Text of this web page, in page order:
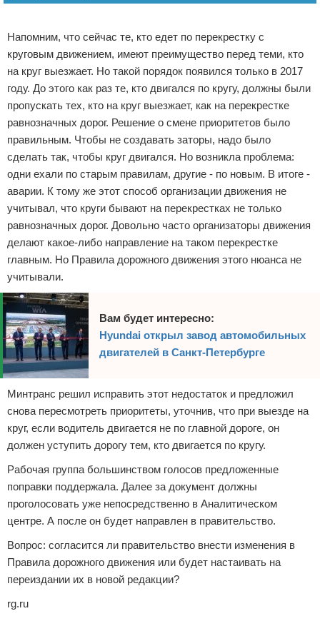
Напомним, что сейчас те, кто едет по перекрестку с
круговым движением, имеют преимущество перед теми, кто
на круг выезжает. Но такой порядок появился только в 2017
году. До этого как раз те, кто двигался по кругу, должны были
пропускать тех, кто на круг выезжает, как на перекрестке
равнозначных дорог. Решение о смене приоритетов было
правильным. Чтобы не создавать заторы, надо было
сделать так, чтобы круг двигался. Но возникла проблема:
одни ехали по старым правилам, другие - по новым. В итоге -
аварии. К тому же этот способ организации движения не
учитывал, что круги бывают на перекрестках не только
равнозначных дорог. Довольно часто организаторы движения
делают какое-либо направление на таком перекрестке
главным. Но Правила дорожного движения этого нюанса не
учитывали.
Вам будет интересно:
Hyundai открыл завод автомобильных
двигателей в Санкт-Петербурге
Минтранс решил исправить этот недостаток и предложил
снова пересмотреть приоритеты, уточнив, что при выезде на
круг, если водитель двигается не по главной дороге, он
должен уступить дорогу тем, кто двигается по кругу.
Рабочая группа большинством голосов предложенные
поправки поддержала. Далее за документ должны
проголосовать уже непосредственно в Аналитическом
центре. А после он будет направлен в правительство.
Вопрос: согласится ли правительство внести изменения в
Правила дорожного движения или будет настаивать на
переиздании их в новой редакции?
rg.ru